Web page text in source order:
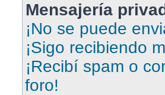
Mensajería
¡No se puede
¡Sigo recibiendo
¡Recibí spam o
foro!